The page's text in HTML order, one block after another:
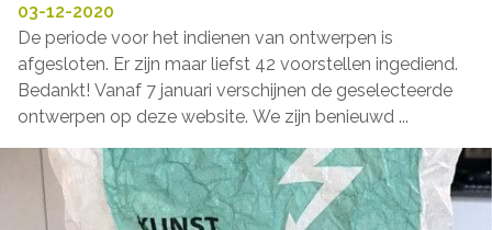
03-12-2020
De periode voor het indienen van ontwerpen is
afgesloten. Er zijn maar liefst 42 voorstellen ingediend.
Bedankt! Vanaf 7 januari verschijnen de geselecteerde
ontwerpen op deze website. We zijn benieuwd ...